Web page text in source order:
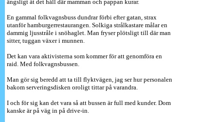
ängsligt åt det håll där mamman och pappan kurar.
En gammal folkvagnsbuss dundrar förbi efter gatan, strax
utanför hamburgerrestaurangen. Solkiga strålkastare målar en
dammig ljusstråle i snöhaglet. Man fryser plötsligt till där man
sitter, tuggan växer i munnen.
Det kan vara aktivisterna som kommer för att genomföra en
raid. Med folkvagnsbussen.
Man gör sig beredd att ta till flyktvägen, jag ser hur personalen
bakom serveringsdisken oroligt tittar på varandra.
I och för sig kan det vara så att bussen är full med kunder. Dom
kanske är på väg in på drive-in.